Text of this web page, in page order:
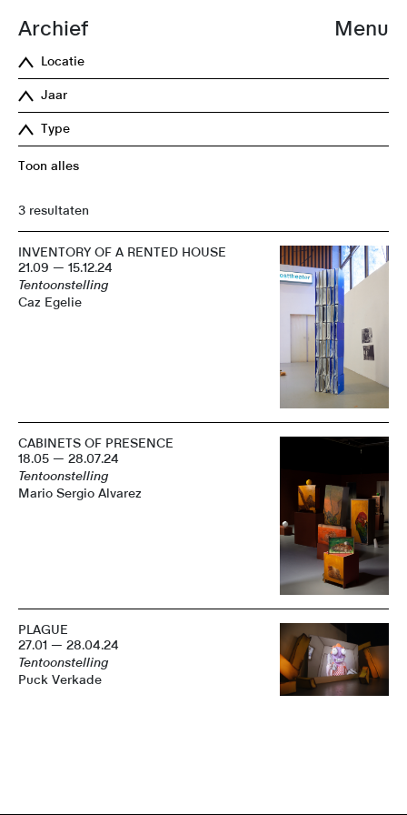
Menu
Archief
Locatie
Jaar
Type
Toon alles
3 resultaten
INVENTORY OF A RENTED HOUSE
21.09 — 15.12.24
Tentoonstelling
Caz Egelie
CABINETS OF PRESENCE
18.05 — 28.07.24
Tentoonstelling
Mario Sergio Alvarez
PLAGUE
27.01 — 28.04.24
Tentoonstelling
Puck Verkade